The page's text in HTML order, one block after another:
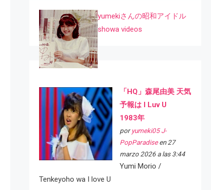
yumekiさんの昭和アイドル
showa videos
「HQ」森尾由美 天気
予報は I Luv U
1983年
por yumeki05 J-
PopParadiseen 27
marzo 2026 a las 3:44
Yumi Morio /
Tenkeyoho wa I love U